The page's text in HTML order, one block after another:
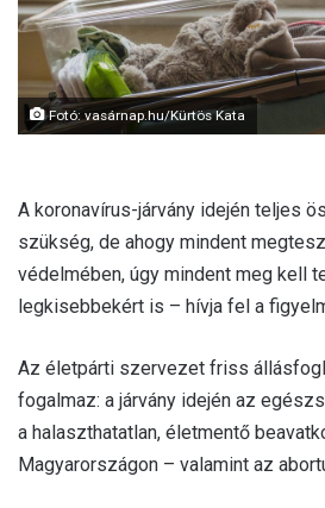
Fotó: vasárnap.hu/Kürtös Kata
A koronavírus-járvány idején teljes
szükség, de ahogy mindent
védelmében, úgy mindent meg kell
legkisebbekért is – hívja fel a
Az életpárti szervezet friss
fogalmaz: a járvány idején az
a halaszthatatlan, életmentő
Magyarországon – valamint az